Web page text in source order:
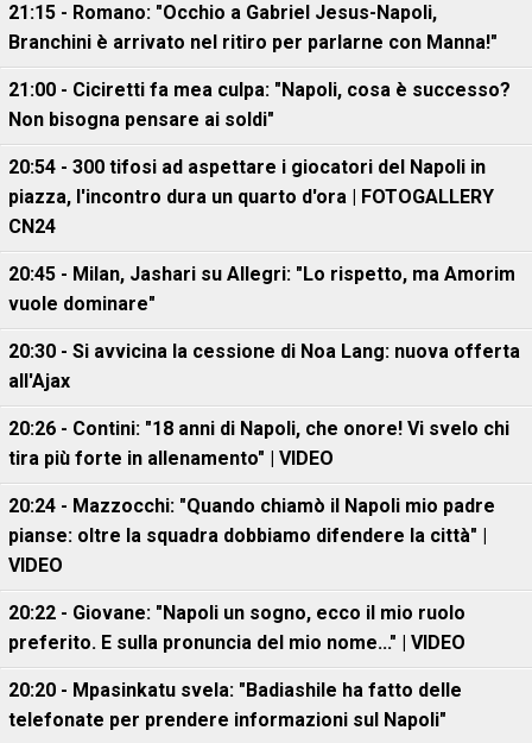
21:15 - Romano: "Occhio a Gabriel Jesus-Napoli,
Branchini è arrivato nel ritiro per parlarne con Manna!"
21:00 - Ciciretti fa mea culpa: "Napoli, cosa è successo?
Non bisogna pensare ai soldi"
20:54 - 300 tifosi ad aspettare i giocatori del Napoli in
piazza, l'incontro dura un quarto d'ora | FOTOGALLERY
CN24
20:45 - Milan, Jashari su Allegri: "Lo rispetto, ma Amorim
vuole dominare"
20:30 - Si avvicina la cessione di Noa Lang: nuova offerta
all'Ajax
20:26 - Contini: "18 anni di Napoli, che onore! Vi svelo chi
tira più forte in allenamento" | VIDEO
20:24 - Mazzocchi: "Quando chiamò il Napoli mio padre
pianse: oltre la squadra dobbiamo difendere la città" |
VIDEO
20:22 - Giovane: "Napoli un sogno, ecco il mio ruolo
preferito. E sulla pronuncia del mio nome..." | VIDEO
20:20 - Mpasinkatu svela: "Badiashile ha fatto delle
telefonate per prendere informazioni sul Napoli"